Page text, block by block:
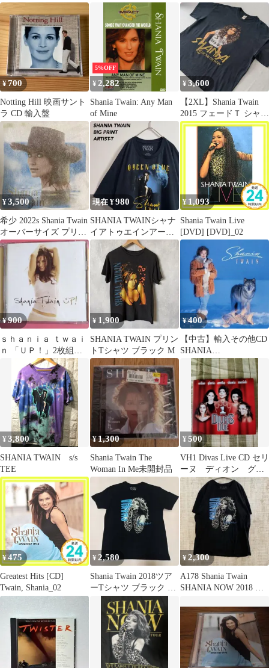
Tape LP
ィックTシャツ XL相当
Hits / シャナイア・トゥ
エイン / グレイテス
ト・ヒッツ 9863141
Y15
¥700
Notting Hill 映画サント
ラ CD 輸入盤
5%OFF
¥ 2,282
Shania Twain: Any Man
of Mine
¥3,600
【2XL】Shania Twain
2015 フェードＴ シャナ
イアトゥエイン
¥3,500
希少 2022s Shania Twain
オーバーサイズ プリン
トTシャツ
現在 ¥980
SHANIA TWAINシャナ
イアトゥエインアーテ
ィストTシャツバンTツ
アーT
¥ 1,093
Shania Twain Live
[DVD] [DVD]_02
¥900
ｓｈａｎｉａ ｔｗａｉ
ｎ 「ＵＰ！」2枚組Ｃ
Ｄ＊まとめ売り大歓
¥ 1,900
SHANIA TWAIN プリン
トTシャツ ブラック M
¥400
【中古】輸入その他CD
SHANIA
TWAIN/SHANIA
TWAIN[輸入盤]
¥3,800
SHANIA TWAIN s/s
TEE
¥1,300
Shania Twain The
Woman In Me未開封品
¥500
VH1 Divas Live CD セリ
ーヌ ディオン グロ
リア マライヤ 他
¥475
Greatest Hits [CD]
Twain, Shania_02
¥2,580
Shania Twain 2018ツア
ーTシャツ ブラック サ
イズXL
¥2,300
A178 Shania Twain
SHANIA NOW 2018 ツ